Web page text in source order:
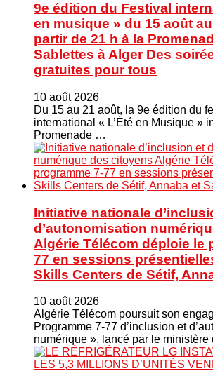
9e édition du Festival
en musique » du 15 août
partir de 21 h à la
Sablettes à Alger Des
gratuites pour tous
10 août 2026
Du 15 au 21 août, la 9e édition du
international « L’Été en Musique »
Promenade …
Initiative nationale
d’autonomisation
Algérie Télécom déploie le
77 en sessions
Skills Centers de Sétif,
10 août 2026
Algérie Télécom poursuit son
Programme 7-77 d’inclusion et
numérique », lancé par le